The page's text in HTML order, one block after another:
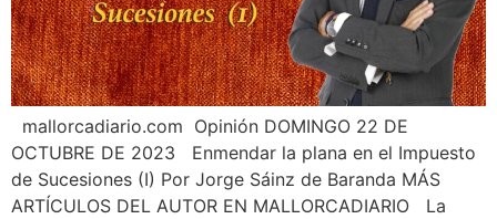
mallorcadiario.com Opinión DOMINGO 22 DE
OCTUBRE DE 2023 Enmendar la plana en el Impuesto
de Sucesiones (I) Por Jorge Sáinz de Baranda MÁS
ARTÍCULOS DEL AUTOR EN MALLORCADIARIO La